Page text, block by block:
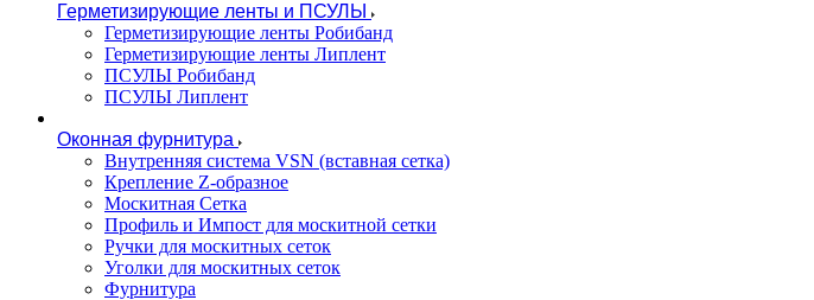
Герметизирующие ленты и ПСУЛЫ
Герметизирующие ленты Робибанд
Герметизирующие ленты Липлент
ПСУЛЫ Робибанд
ПСУЛЫ Липлент
Оконная фурнитура
Внутренняя система VSN (вставная сетка)
Крепление Z-образное
Москитная Сетка
Профиль и Импост для москитной сетки
Ручки для москитных сеток
Уголки для москитных сеток
Фурнитура